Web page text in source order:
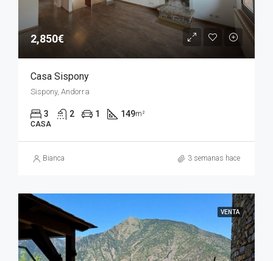
2,850€
Casa Sispony
Sispony, Andorra
3 2 1 149m²
CASA
Bianca 3 semanas hace
VENTA